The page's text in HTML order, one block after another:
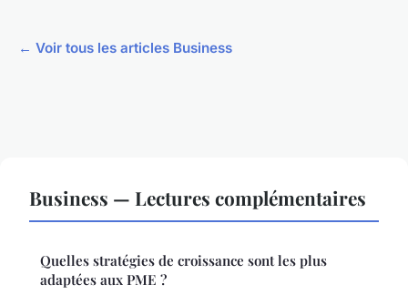
← Voir tous les articles Business
Business — Lectures complémentaires
Quelles stratégies de croissance sont les plus
adaptées aux PME ?